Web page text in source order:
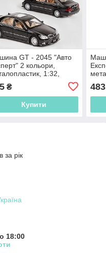
GT - 2045 "Авто
2 кольори,
1:32,
двері,
₴
Купити
що
483
за рік
18:00